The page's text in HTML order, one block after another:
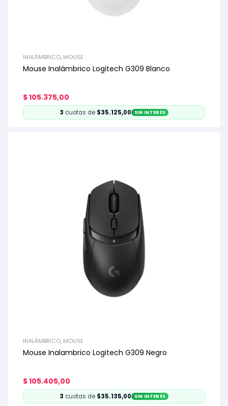
INALÁMBRICO, MOUSE
Mouse Inalámbrico Logitech G309 Blanco
$105.375,00
3 cuotas de $35.125,00 SIN INTERÉS
INALÁMBRICO, MOUSE
Mouse Inalambrico Logitech G309 Negro
$105.405,00
3 cuotas de $35.135,00 SIN INTERÉS